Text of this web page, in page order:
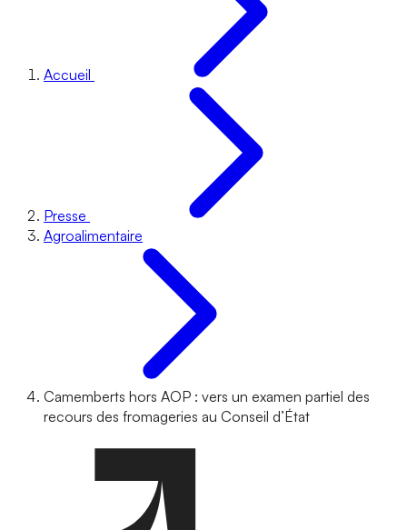
Accueil
Presse
Agroalimentaire
Camemberts hors AOP : vers un examen partiel des
recours des fromageries au Conseil d’État